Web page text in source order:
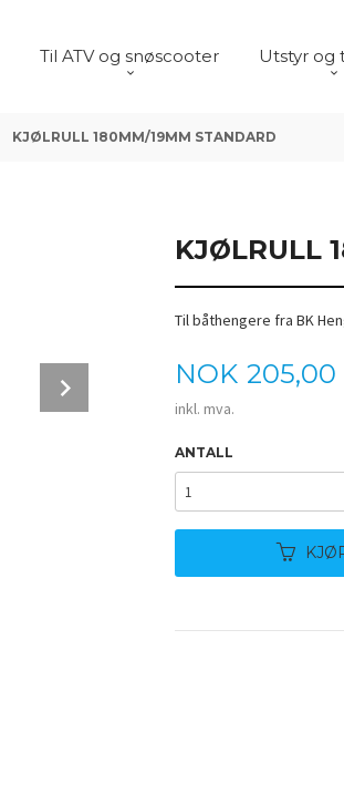
Til ATV og snøscooter Utstyr og
KJØLRULL 180MM/19MM STANDARD
KJØLRULL
Til båthengere fra BK
Pris
NOK 205,00
inkl. mva.
ANTALL